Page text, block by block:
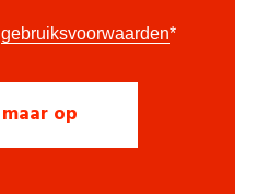
gebruiksvoorwaarden*